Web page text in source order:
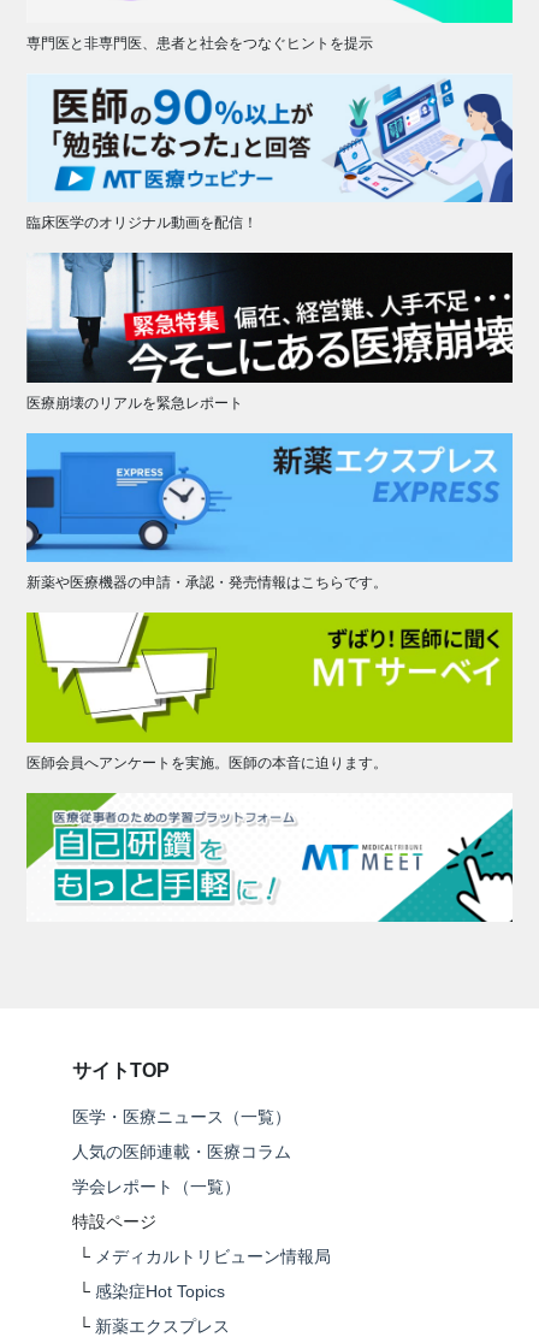
専門医と非専門医、患者と社会をつなぐヒントを提示
臨床医学のオリジナル動画を配信！
医療崩壊のリアルを緊急レポート
新薬や医療機器の申請・承認・発売情報はこちらです。
医師会員へアンケートを実施。医師の本音に迫ります。
サイトTOP
医学・医療ニュース（一覧）
人気の医師連載・医療コラム
学会レポート（一覧）
特設ページ
└ メディカルトリビューン情報局
└ 感染症Hot Topics
└ 新薬エクスプレス